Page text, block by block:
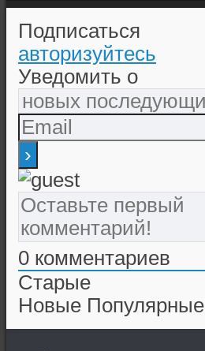
Подписаться
авторизуйтесь
Уведомить о
0 комментариев
Старые
Новые Популярные